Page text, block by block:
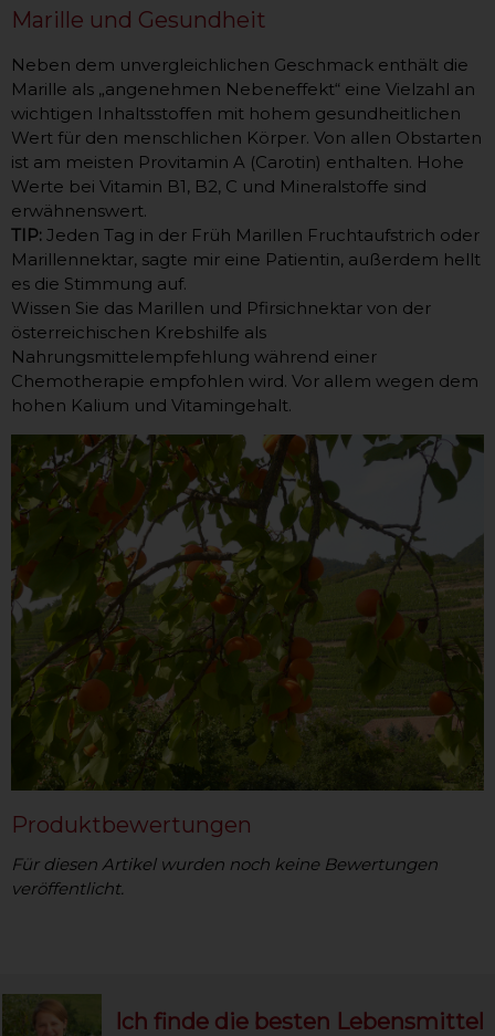
Marille und Gesundheit
Neben dem unvergleichlichen Geschmack enthält die
Marille als „angenehmen Nebeneffekt“ eine Vielzahl an
wichtigen Inhaltsstoffen mit hohem gesundheitlichen
Wert für den menschlichen Körper. Von allen Obstarten
ist am meisten Provitamin A (Carotin) enthalten. Hohe
Werte bei Vitamin B1, B2, C und Mineralstoffe sind
erwähnenswert.
TIP: Jeden Tag in der Früh Marillen Fruchtaufstrich oder
Marillennektar, sagte mir eine Patientin, außerdem hellt
es die Stimmung auf.
Wissen Sie das Marillen und Pfirsichnektar von der
österreichischen Krebshilfe als
Nahrungsmittelempfehlung während einer
Chemotherapie empfohlen wird. Vor allem wegen dem
hohen Kalium und Vitamingehalt.
Produktbewertungen
Für diesen Artikel wurden noch keine Bewertungen
veröffentlicht.
Ich finde die besten Lebensmittel